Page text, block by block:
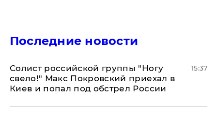
Последние новости
Солист российской группы "Ногу
свело!" Макс Покровский приехал в
Киев и попал под обстрел России
15:37